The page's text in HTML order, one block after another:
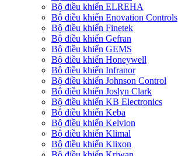
Bộ điều khiển ELREHA
Bộ điều khiển Enovation Controls
Bộ điều khiển Finetek
Bộ điều khiển Gefran
Bộ điều khiển GEMS
Bộ điều khiển Honeywell
Bộ điều khiển Infranor
Bộ điều khiển Johnson Control
Bộ điều khiển Joslyn Clark
Bộ điều khiển KB Electronics
Bộ điều khiển Keba
Bộ điều khiển Kelvion
Bộ điều khiển Klimal
Bộ điều khiển Klixon